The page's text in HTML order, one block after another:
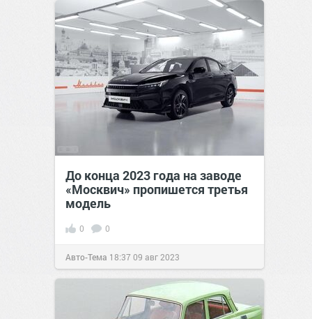
До конца 2023 года на заводе
«Москвич» пропишется третья
модель
0 0
Авто-Тема 18:37 09 авг 2023